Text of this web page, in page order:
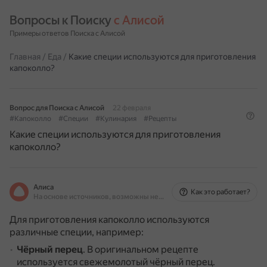
Вопросы к Поиску с Алисой
Примеры ответов Поиска с Алисой
Главная / Еда / Какие специи используются для приготовления
капоколло?
Вопрос для Поиска с Алисой
22 февраля
#Капоколло
#Специи #Кулинария #Рецепты
Какие специи используются для приготовления
капоколло?
Алиса
На основе источников, возможны неточности
Как это работает?
Для приготовления капоколло используются
различные специи, например:
Чёрный перец. В оригинальном рецепте
используется свежемолотый чёрный перец.